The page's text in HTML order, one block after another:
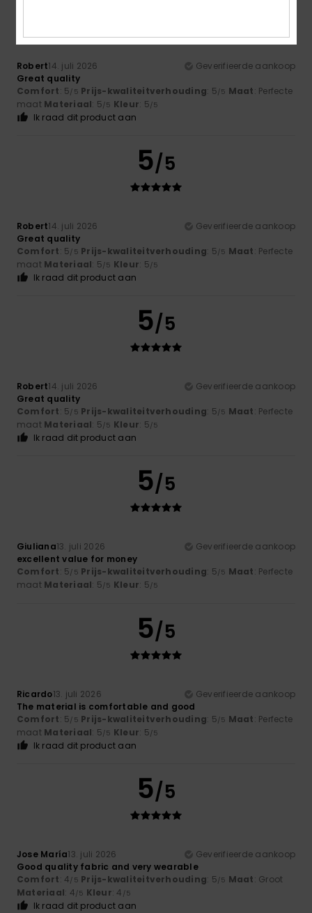
Robert14. juli 2026
Geverifieerde aankoop
Great quality
Comfort: 5/5 Prijs-kwaliteitverhouding: 5/5 Maat: Perfecte
maat Materiaal: 5/5 Kleur: 5/5
Ik raad dit product aan
5/5
Robert14. juli 2026
Geverifieerde aankoop
Great quality
Comfort: 5/5 Prijs-kwaliteitverhouding: 5/5 Maat: Perfecte
maat Materiaal: 5/5 Kleur: 5/5
Ik raad dit product aan
5/5
Robert14. juli 2026
Geverifieerde aankoop
Great quality
Comfort: 5/5 Prijs-kwaliteitverhouding: 5/5 Maat: Perfecte
maat Materiaal: 5/5 Kleur: 5/5
Ik raad dit product aan
5/5
Giuliana13. juli 2026
Geverifieerde aankoop
excellent value for money
Comfort: 5/5 Prijs-kwaliteitverhouding: 5/5 Maat: Perfecte
maat Materiaal: 5/5 Kleur: 5/5
5/5
Ricardo13. juli 2026
Geverifieerde aankoop
The material is comfortable and good
Comfort: 5/5 Prijs-kwaliteitverhouding: 5/5 Maat: Perfecte
maat Materiaal: 5/5 Kleur: 5/5
Ik raad dit product aan
5/5
Jose María13. juli 2026
Geverifieerde aankoop
Good quality fabric and very wearable
Comfort: 4/5 Prijs-kwaliteitverhouding: 5/5 Maat: Groot
Materiaal: 4/5 Kleur: 4 /5
Ik raad dit product aan